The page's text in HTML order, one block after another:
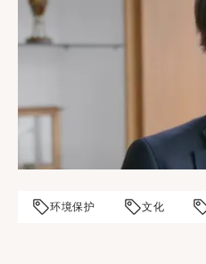
环境保护 文化